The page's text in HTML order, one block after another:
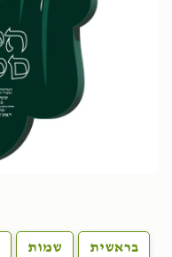
בראשית שמות